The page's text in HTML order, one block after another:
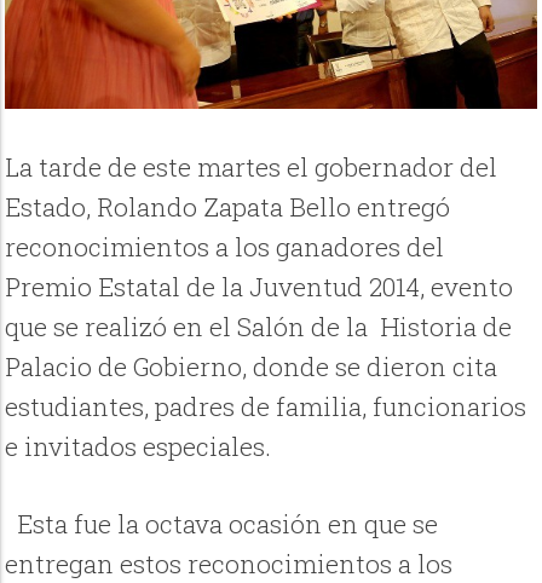
La tarde de este martes el gobernador del
Estado, Rolando Zapata Bello entregó
reconocimientos a los ganadores del
Premio Estatal de la Juventud 2014, evento
que se realizó en el Salón de la Historia de
Palacio de Gobierno, donde se dieron cita
estudiantes, padres de familia, funcionarios
e invitados especiales.
Esta fue la octava ocasión en que se
entregan estos reconocimientos a los